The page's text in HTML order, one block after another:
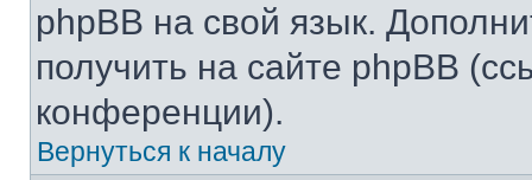
phpBB на свой язык.
получить на сайте phpBB
конференции).
Вернуться к началу